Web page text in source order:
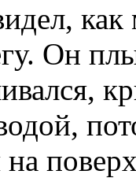
как
Он
на